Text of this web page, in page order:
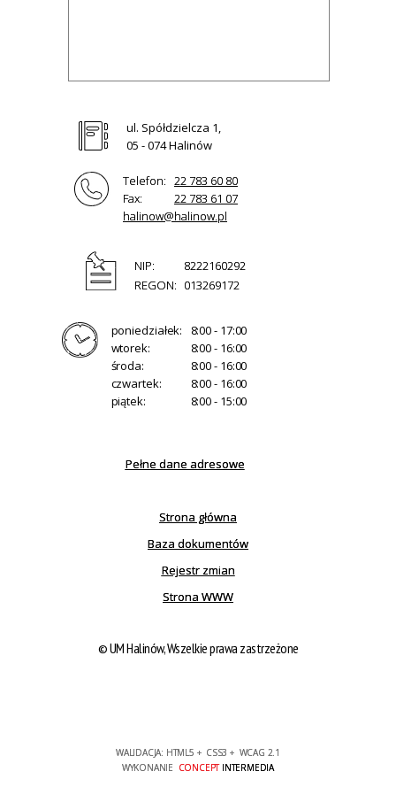
ul. Spółdzielcza 1,
05 - 074 Halinów
Telefon: 22 783 60 80
Fax:
22 783 61 07
halinow@halinow.pl
NIP:
8222160292
REGON: 013269172
poniedziałek:
8:00 - 17:00
wtorek:
8:00 - 16:00
środa:
8:00 - 16:00
czwartek:
8:00 - 16:00
piątek:
8:00 - 15:00
Pełne dane adresowe
Strona główna
Baza dokumentów
Rejestr zmian
Strona WWW
© UM Halinów, Wszelkie prawa zastrzeżone
WALIDACJA: HTML5 + CSS3 + WCAG 2.1
WYKONANIE CONCEPTINTERMEDIA